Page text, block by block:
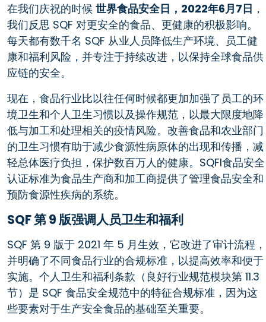
在我们庆祝的时候 世界食品安全日，2022年6月7日 ，
我们反思 SQF 对更安全的食品、更健康的积极影响。
每天都有数千名 SQF 从业人员降低生产环境、员工健
康和福利风险，并专注于持续改进，以保持全球食品供
应链的安全。
现在，食品行业比以往任何时候都更加加强了员工的环
境卫生和个人卫生习惯以及操作规范，以最大限度地降
低与加工和处理相关的疫情风险。改善食品和农业部门
的卫生习惯有助于减少食源性病原体的出现和传播，减
轻总体医疗负担，保护数百万人的健康。SQFI食品安全
认证标准为食品生产商和加工商提供了管理食品安全和
预防食源性疾病的系统。
SQF 第 9 版强调人员卫生和福利
SQF 第 9 版于 2021 年 5 月生效，它改进了审计流程，
并明确了不同食品行业的合规标准，以提高效率和便于
实施。个人卫生和福利条款（良好行业规范模块第 11.3
节）是 SQF 食品安全规范中的特征合规标准，因为这
些要素对于生产安全食品的基础至关重要。